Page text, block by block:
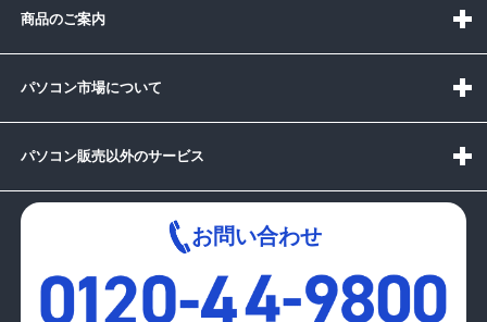
商品のご案内
パソコン市場について
パソコン販売以外のサービス
お問い合わせ